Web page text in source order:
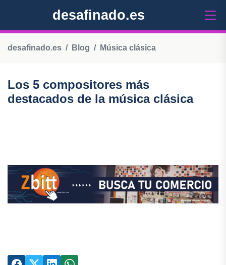
desafinado.es
desafinado.es Blog Música clásica
Los 5 compositores más
destacados de la música clásica